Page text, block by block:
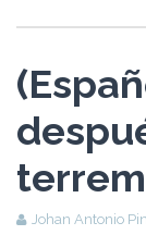
Johan Antonio